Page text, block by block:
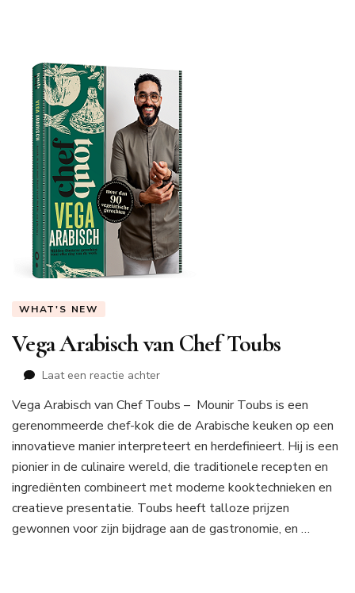
WHAT'S NEW
Vega Arabisch van Chef Toubs
Laat een reactie achterop
Arabisch
van
Chef
Vega Arabisch van Chef Toubs – Mounir Toubs is een
gerenommeerde chef-kok die de Arabische keuken op een
innovatieve manier interpreteert en herdefinieert. Hij is een
pionier in de culinaire wereld, die traditionele recepten en
ingrediënten combineert met moderne kooktechnieken en
creatieve presentatie. Toubs heeft talloze prijzen
gewonnen voor zijn bijdrage aan de gastronomie, en …